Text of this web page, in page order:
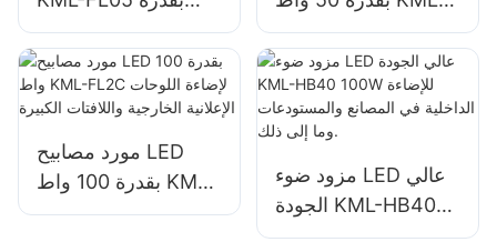
300 واط، وإضاءة
الموانئ والمراسي
FL2C لإضاءة اللوحات
الإعلانية الخارجية
واللافتات الكبيرة
مورد مصابيح LED
بقدرة 100 واط KML-
FL2C لإضاءة اللوحات
مزود ضوء LED عالي
الجودة KML-HB40
100W للإضاءة الداخلية